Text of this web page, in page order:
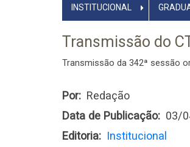
NAVEGADOR
PRINCIPAL
INSTITUCIONAL
Transmissão do
Transmissão da 342ª sessão
Por
Redação
Data de Publicação
03/
Editoria
Institucional